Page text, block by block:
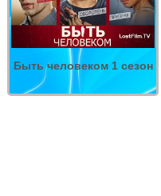
Быть человеком 1 сезон